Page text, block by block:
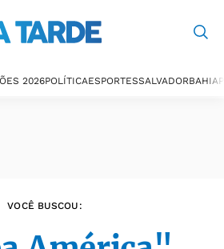
2026POLÍTICAESPORTESSALVADORBAHIA
VOCÊ BUSCOU: